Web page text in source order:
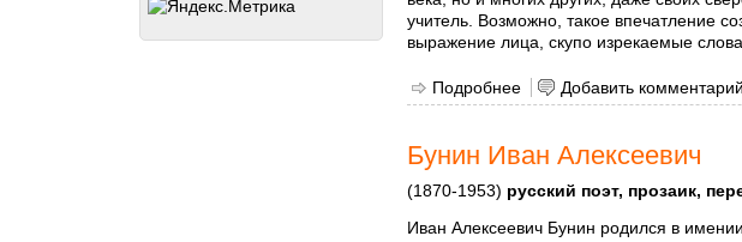
учитель. Возможно, такое впечатление
выражение лица, скупо изрекаемые слова.
Подробнее о Брюсов Валерий
Добавить комментарий
Бунин Иван Алексеевич
(1870-1953) русский поэт, прозаик,
Иван Алексеевич Бунин родился в